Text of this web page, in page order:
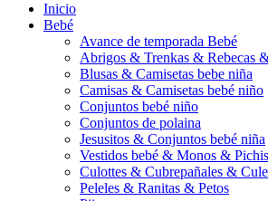
Inicio
Bebé
Avance de temporada Bebé
Abrigos & Trenkas & Rebecas
Blusas & Camisetas bebe niña
Camisas & Camisetas bebé niño
Conjuntos bebé niño
Conjuntos de polaina
Jesusitos & Conjuntos bebé niña
Vestidos bebé & Monos & Pichis
Culottes & Cubrepañales &
Peleles & Ranitas & Petos